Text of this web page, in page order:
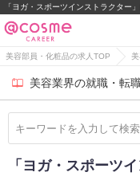
美容部員・化粧品の求人TOP
美容業界の就職・転
「ヨガ・スポーツ